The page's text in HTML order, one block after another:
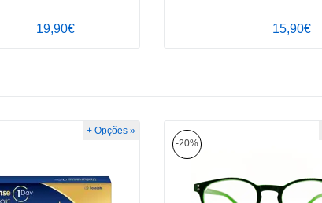
19,90€ 15,90€
+ Opções »
-20%